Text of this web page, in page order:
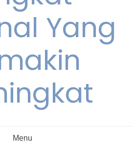
Yang
Menu